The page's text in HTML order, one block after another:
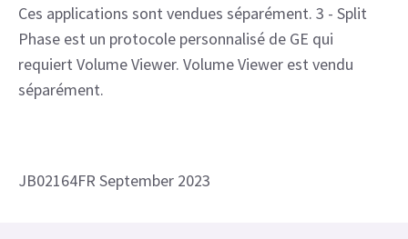
Ces applications sont vendues séparément. 3 - Split
Phase est un protocole personnalisé de GE qui
requiert Volume Viewer. Volume Viewer est vendu
séparément.
JB02164FR September 2023